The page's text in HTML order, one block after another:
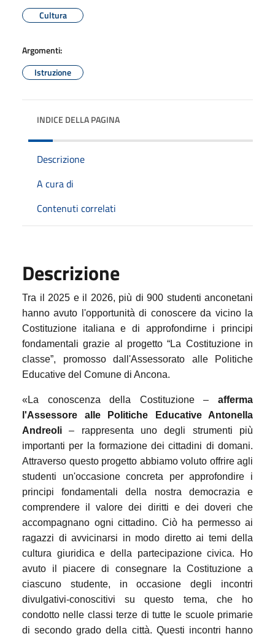
Cultura
Argomenti:
Istruzione
INDICE DELLA PAGINA
Descrizione
A cura di
Contenuti correlati
Descrizione
Tra il 2025 e il 2026, più di 900 studenti anconetani
hanno avuto l'opportunità di conoscere da vicino la
Costituzione italiana e di approfondirne i principi
fondamentali grazie al progetto “La Costituzione in
classe”, promosso dall'Assessorato alle Politiche
Educative del Comune di Ancona.
«La conoscenza della Costituzione – afferma
l'Assessore alle Politiche Educative Antonella
Andreoli – rappresenta uno degli strumenti più
importanti per la formazione dei cittadini di domani.
Attraverso questo progetto abbiamo voluto offrire agli
studenti un'occasione concreta per approfondire i
principi fondamentali della nostra democrazia e
comprendere il valore dei diritti e dei doveri che
accompagnano ogni cittadino. Ciò ha permesso ai
ragazzi di avvicinarsi in modo diretto ai temi della
cultura giuridica e della partecipazione civica. Ho
avuto il piacere di consegnare la Costituzione a
ciascuno studente, in occasione degli incontri
divulgativi-conoscitivi su questo tema, che ho
condotto nelle classi terze di tutte le scuole primarie
di secondo grado della città. Questi incontri hanno